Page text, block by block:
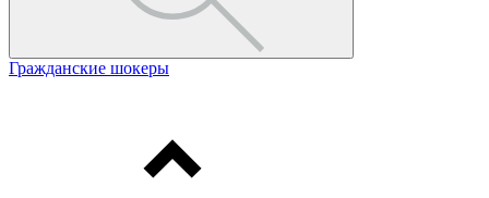
Гражданские шокеры